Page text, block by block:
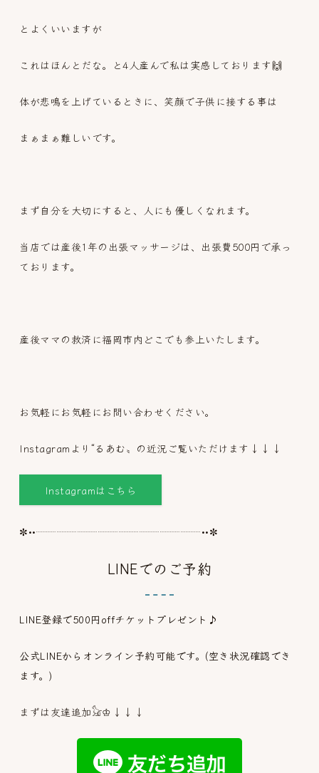
とよくいいますが
これはほんとだな。と4人産んで私は実感しております🙌
体が悲鳴を上げているときに、笑顔で子供に接する事は
まぁまぁ難しいです。
まず自分を大切にすると、人にも優しくなれます。
当店では産後1年の出張マッサージは、出張費500円で承っ
ております。
産後ママの救済に福岡市内どこでも参上いたします。
お気軽にお気軽にお問い合わせください。
Instagramより“るあむ〟の近況ご覧いただけます↓↓↓
Instagramはこちら
✼••┈┈┈┈┈┈┈┈┈┈┈┈┈┈┈┈••✼
LINEでのご予約
LINE登録で500円offチケットプレゼント♪
公式LINEからオンライン予約可能です。(空き状況確認でき
ます。)
まずは友達追加𓃠♔↓↓↓